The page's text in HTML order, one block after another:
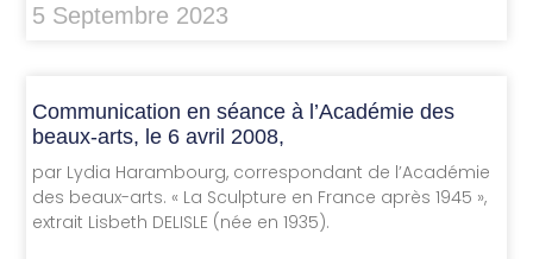
5 Septembre 2023
Communication en séance à l’Académie des
beaux-arts, le 6 avril 2008,
par Lydia Harambourg, correspondant de l’Académie
des beaux-arts. « La Sculpture en France après 1945 »,
extrait Lisbeth DELISLE (née en 1935).